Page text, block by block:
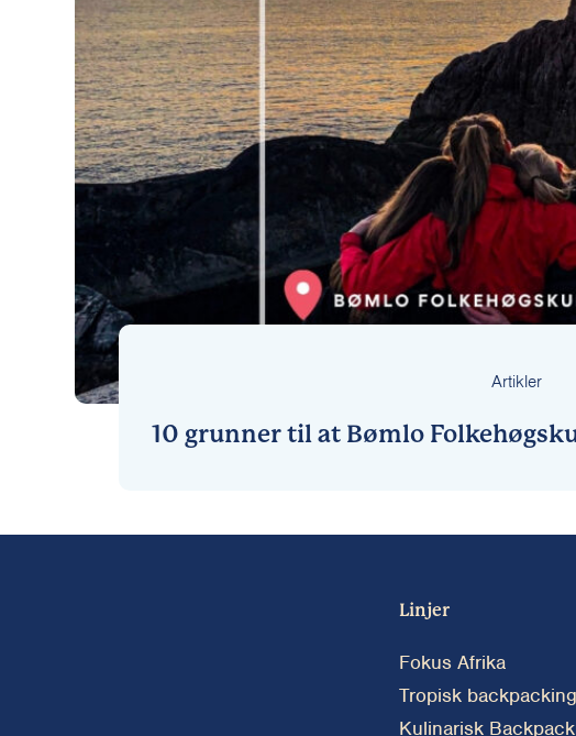
Artikler
10 grunner til at Bømlo
Linjer
Fokus Afrika
Tropisk backpacking
Kulinarisk